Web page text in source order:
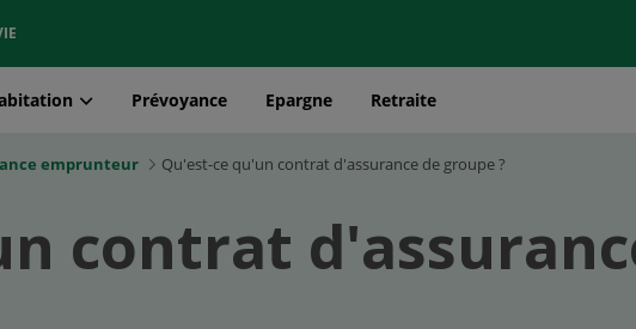
Prévoyance Epargne Retraite
emprunteur Qu'est-ce qu'un contrat d'assurance de groupe ?
contrat